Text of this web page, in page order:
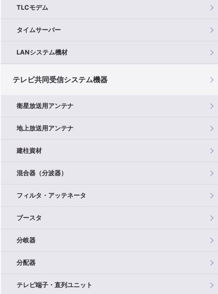
TLCモデム
タイムサーバー
LANシステム機材
テレビ共同受信システム機器
衛星放送用アンテナ
地上放送用アンテナ
建柱資材
混合器（分波器）
フィルタ・アッテネータ
ブースタ
分岐器
分配器
テレビ端子・直列ユニット